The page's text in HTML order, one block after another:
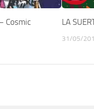
Cosmic
LA
31/05/